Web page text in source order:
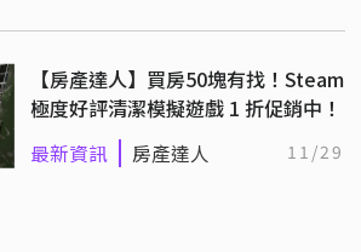
【房產達人】買房50塊有找！Steam
極度好評清潔模擬遊戲 1 折促銷中！
最新資訊 房產達人 11/29